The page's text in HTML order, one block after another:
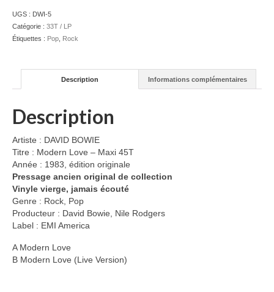
UGS : DWI-5
Catégorie : 33T / LP
Étiquettes : Pop Rock
Description Informations complémentaires
Description
Artiste : DAVID BOWIE
Titre : Modern Love – Maxi 45T
Année : 1983, édition originale
Pressage ancien original de collection
Vinyle vierge, jamais écouté
Genre : Rock, Pop
Producteur : David Bowie, Nile Rodgers
Label : EMI America
A Modern Love
B Modern Love (Live Version)